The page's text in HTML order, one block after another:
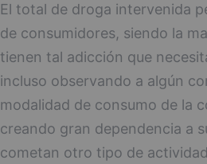
El total de droga intervenida
de consumidores, siendo la
tienen tal adicción que
incluso observando a algún
modalidad de consumo de la
creando gran dependencia a
cometan otro tipo de